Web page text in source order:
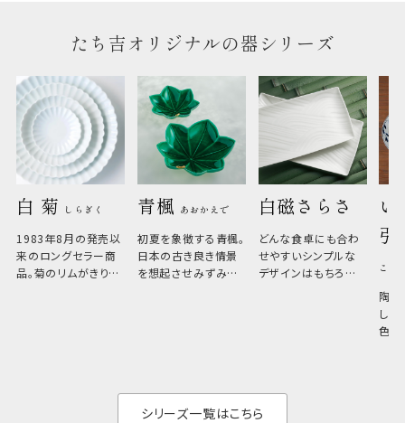
たち吉オリジナルの器シリーズ
白 菊 しらぎく
1983年8月の発売以
来のロングセラー商
品。菊のリムがきりっ
青楓 あおかえで
初夏を象徴する青楓。
日本の古き良き情景
を想起させみずみず
白磁さらさ
どんな食卓にも合わ
せやすいシンプルな
デザインはもちろん、
い
こひ
陶器
しい
色の
シリーズ一覧はこちら